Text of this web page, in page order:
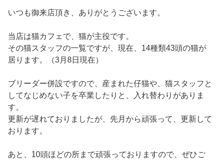
いつも御来店頂き、ありがとうございます。
当店は猫カフェで、猫が主役です。
その猫スタッフの一覧ですが、現在、14種類43頭の猫が
居ります。（3月8日現在）
ブリーダー併設ですので、産まれた仔猫や、猫スタッフと
してなじめない子を卒業したりと、入れ替わりがありま
す。
更新が遅れておりましたが、先月から頑張って、更新して
おります。
あと、10頭ほどの所まで頑張っておりますので、ぜひご